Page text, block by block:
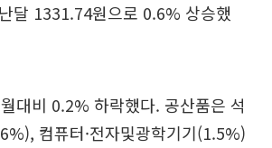
달 1331.74원으로 0.6% 상승했
대비 0.2% 하락했다. 공산품은 석
컴퓨터·전자및광학기기(1.5%)